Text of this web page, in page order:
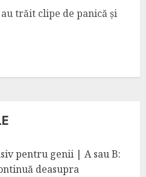
trăit clipe de panică și
pentru genii | A sau B:
deasupra